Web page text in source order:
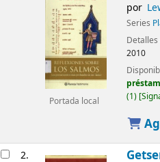
Portada local
por
Series
2010
(1)
2.